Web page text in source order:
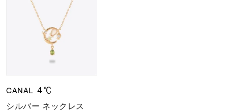
CANAL ４℃
シルバー ネックレス